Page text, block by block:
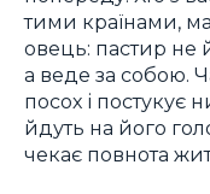
тими країнами,
овець: пастир не
а веде за собою.
посох і постукує
йдуть на його
чекає повнота